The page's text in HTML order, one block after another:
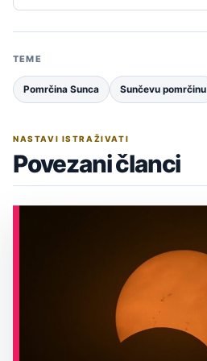
TEME
Pomrčina Sunca Sunčevu pomrčinu
NASTAVI ISTRAŽIVATI
Povezani članci